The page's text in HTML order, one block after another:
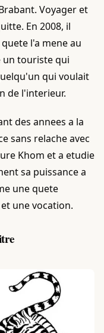
Voyager et
En 2008, il
l'a mene au
un touriste qui
qui voulait
de l'interieur.
des annees a la
sans relache avec
Khom et a etudie
sa puissance a
une quete
une vocation.